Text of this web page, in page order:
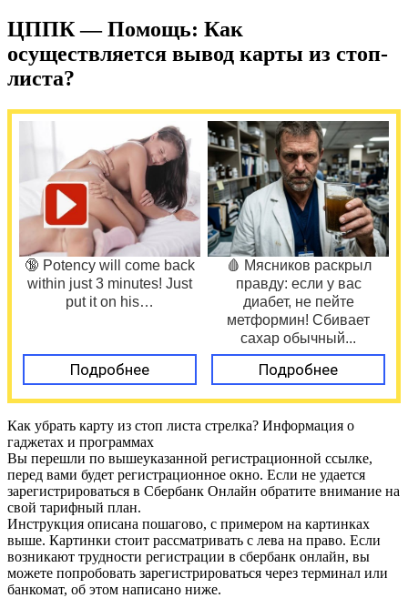
ЦППК — Помощь: Как
осуществляется вывод карты из стоп-
листа?
🔞 Potency will come back
within just 3 minutes! Just
put it on his…
Подробнее
🩸 Мясников раскрыл
правду: если у вас
диабет, не пейте
метформин! Сбивает
сахар обычный...
Подробнее
Как убрать карту из стоп листа стрелка? Информация о
гаджетах и программах
Вы перешли по вышеуказанной регистрационной ссылке,
перед вами будет регистрационное окно. Если не удается
зарегистрироваться в Сбербанк Онлайн обратите внимание на
свой тарифный план.
Инструкция описана пошагово, с примером на картинках
выше. Картинки стоит рассматривать с лева на право. Если
возникают трудности регистрации в сбербанк онлайн, вы
можете попробовать зарегистрироваться через терминал или
банкомат, об этом написано ниже.